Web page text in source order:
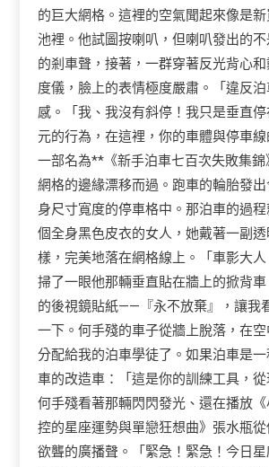
的巨大網格。這裡的空氣聞起來像是
池裡。他試圖按喇叭，但喇叭發出的
的剎車聲，接著，一群穿著反光背心
度儀，臉上的表情極度嚴肅。「違反
感。「我、我沒有斜停！我只是垂直
元的行為，在這裡，你的車體與停車
一部名為**《新手泊車七百次失敗集
網格的邊緣漂移而過。跑車的輪胎發
身尺寸寬度的停車格中。那泊車的過
個全身黑色皮衣的女人，她戴著一副
樣，完美地落在網格線上。「車影大
掃了一眼他那輛垂直貼在牆上的掀背
的後視鏡貼紙——『永不放棄』，讓我
一下。何手殘的車子從牆上脫落，在
分配給我的泊車學徒了。如果泊車是
車的改造車：「這是你的訓練工具，
何手殘看著那輛閃閃發光、還在播放
控的星座運勢與單戀狂想曲》張水瓶
欲聾的廣播聲。「緊急！緊急！今日